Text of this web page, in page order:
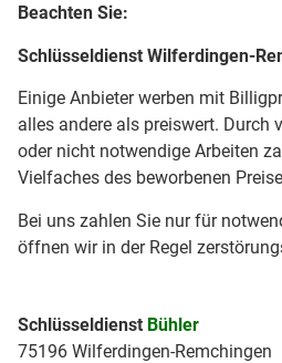
Beachten Sie:
Schlüsseldienst Wilferdingen-
Einige Anbieter werben mit
alles andere als preiswert. Durch
oder nicht notwendige Arbeiten
Vielfaches des beworbenen
Bei uns zahlen Sie nur für
öffnen wir in der Regel
Schlüsseldienst Bühler
75196 Wilferdingen-Remchingen